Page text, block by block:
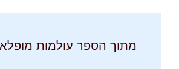
מתוך הספר עולמות